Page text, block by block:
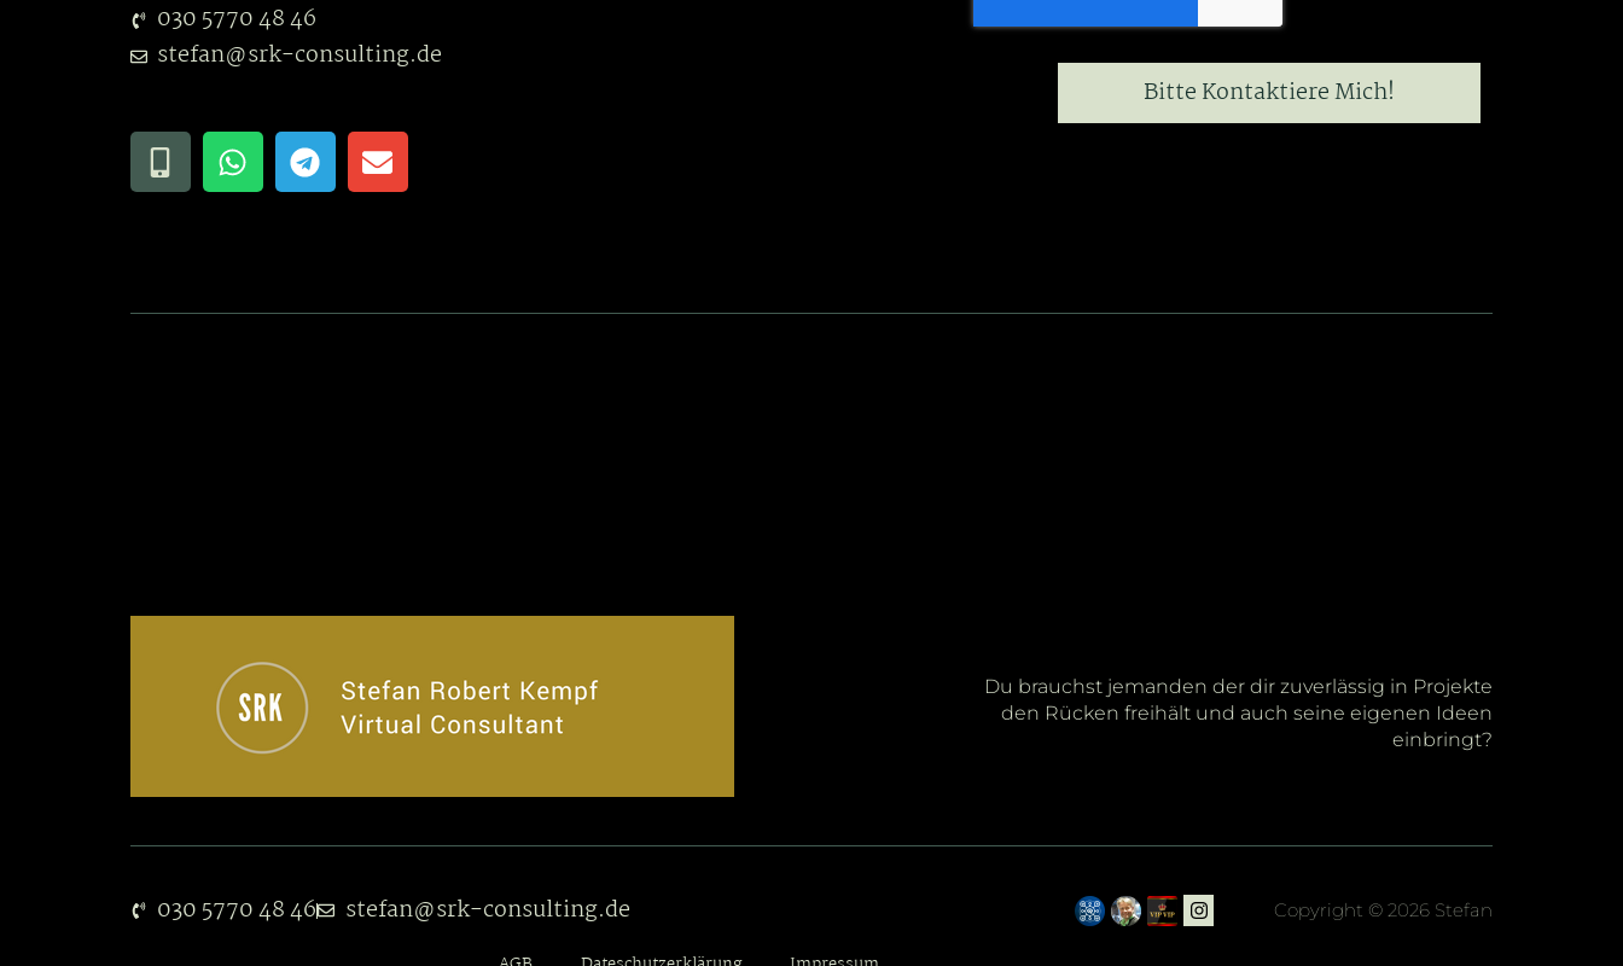
030 5770 48 46
stefan@srk-consulting.de
Bitte Kontaktiere Mich!
Du brauchst jemanden der dir zuverlässig in Projekte
den Rücken freihält und auch seine eigenen Ideen
einbringt?
030 5770 48 46 stefan@srk-consulting.de Copyright © 2026 Stefan